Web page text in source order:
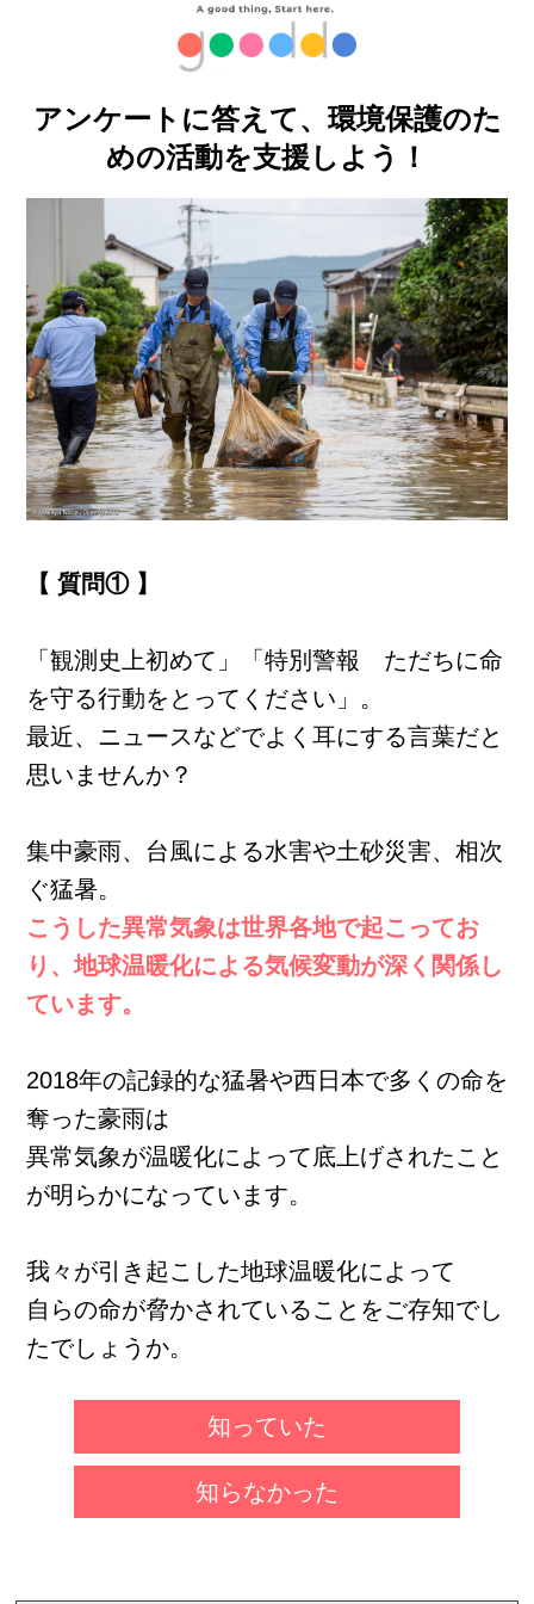
アンケートに答えて、環境保護のた
めの活動を支援しよう！
【 質問① 】
「観測史上初めて」「特別警報 ただちに命
を守る行動をとってください」。
最近、ニュースなどでよく耳にする言葉だと
思いませんか？
集中豪雨、台風による水害や土砂災害、相次
ぐ猛暑。
こうした異常気象は世界各地で起こってお
り、地球温暖化による気候変動が深く関係し
ています。
2018年の記録的な猛暑や西日本で多くの命を
奪った豪雨は
異常気象が温暖化によって底上げされたこと
が明らかになっています。
我々が引き起こした地球温暖化によって
自らの命が脅かされていることをご存知でし
たでしょうか。
知っていた
知らなかった